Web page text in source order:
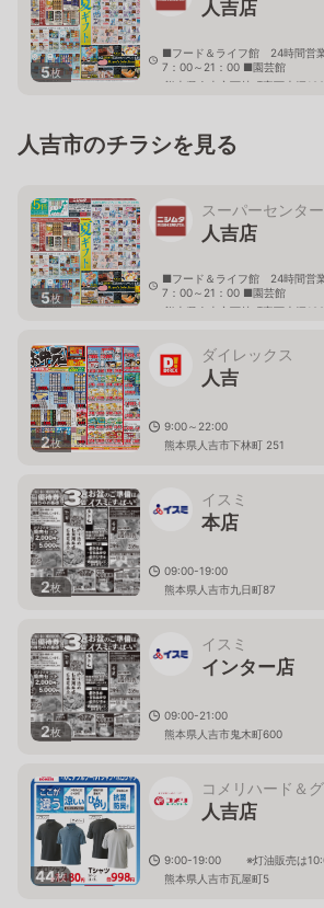
5枚
人吉店
■フード＆ライフ館 24時間
7：00～21：00 ■園芸
熊本県人吉市下林町字下大坪
人吉市のチラシを見る
5枚
スーパーセンタ
人吉店
■フード＆ライフ館 24時間
7：00～21：00 ■園芸
熊本県人吉市下林町字下大坪
2枚
ダイレックス
人吉
9:00～22:00
熊本県人吉市下林町 251
2枚
イスミ
本店
09:00-19:00
熊本県人吉市九日町87
2枚
イスミ
インター店
09:00-21:00
熊本県人吉市鬼木町600
44枚
コメリハード＆
人吉店
9:00-19:00 ※灯油販売は
熊本県人吉市瓦屋町5